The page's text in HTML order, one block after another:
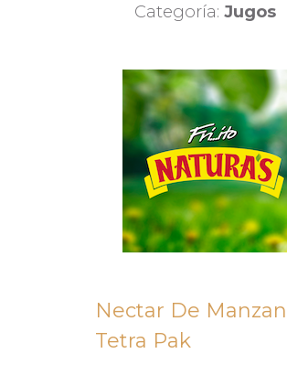
Categoría: Jugos
Nectar De
Tetra Pak